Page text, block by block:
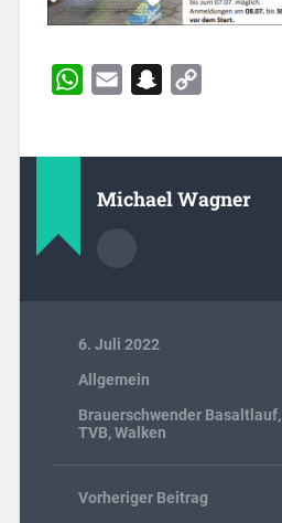
WhatsApp
Email Snapchat
Michael Wagner
6. Juli 2022
Allgemein
Brauerschwender Basaltlauf,
TVB,Walken
Vorheriger Beitrag